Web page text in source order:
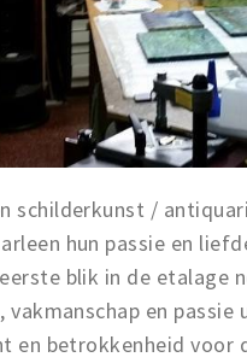
schilderkunst /
hun passie en
blik in de
en
en betrokkenheid